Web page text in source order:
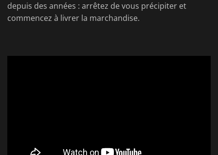
depuis des années : arrêtez de vous précipiter et
commencez à livrer la marchandise.